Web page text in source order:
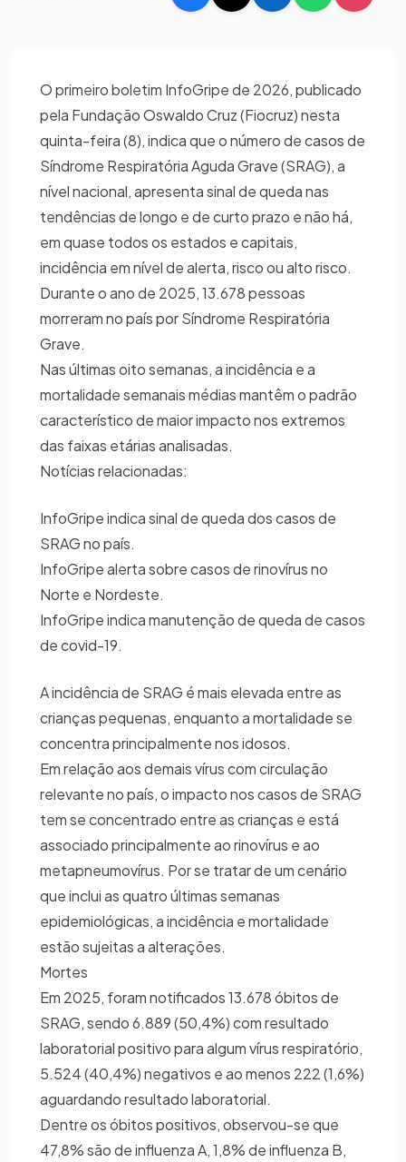
O primeiro boletim InfoGripe de 2026, publicado
pela Fundação Oswaldo Cruz (Fiocruz) nesta
quinta-feira (8), indica que o número de casos de
Síndrome Respiratória Aguda Grave (SRAG), a
nível nacional, apresenta sinal de queda nas
tendências de longo e de curto prazo e não há,
em quase todos os estados e capitais,
incidência em nível de alerta, risco ou alto risco.
Durante o ano de 2025, 13.678 pessoas
morreram no país por Síndrome Respiratória
Grave.
Nas últimas oito semanas, a incidência e a
mortalidade semanais médias mantêm o padrão
característico de maior impacto nos extremos
das faixas etárias analisadas.
Notícias relacionadas:
InfoGripe indica sinal de queda dos casos de
SRAG no país.
InfoGripe alerta sobre casos de rinovírus no
Norte e Nordeste.
InfoGripe indica manutenção de queda de casos
de covid-19.
A incidência de SRAG é mais elevada entre as
crianças pequenas, enquanto a mortalidade se
concentra principalmente nos idosos.
Em relação aos demais vírus com circulação
relevante no país, o impacto nos casos de SRAG
tem se concentrado entre as crianças e está
associado principalmente ao rinovírus e ao
metapneumovírus. Por se tratar de um cenário
que inclui as quatro últimas semanas
epidemiológicas, a incidência e mortalidade
estão sujeitas a alterações.
Mortes
Em 2025, foram notificados 13.678 óbitos de
SRAG, sendo 6.889 (50,4%) com resultado
laboratorial positivo para algum vírus respiratório,
5.524 (40,4%) negativos e ao menos 222 (1,6%)
aguardando resultado laboratorial.
Dentre os óbitos positivos, observou-se que
47,8% são de influenza A, 1,8% de influenza B,